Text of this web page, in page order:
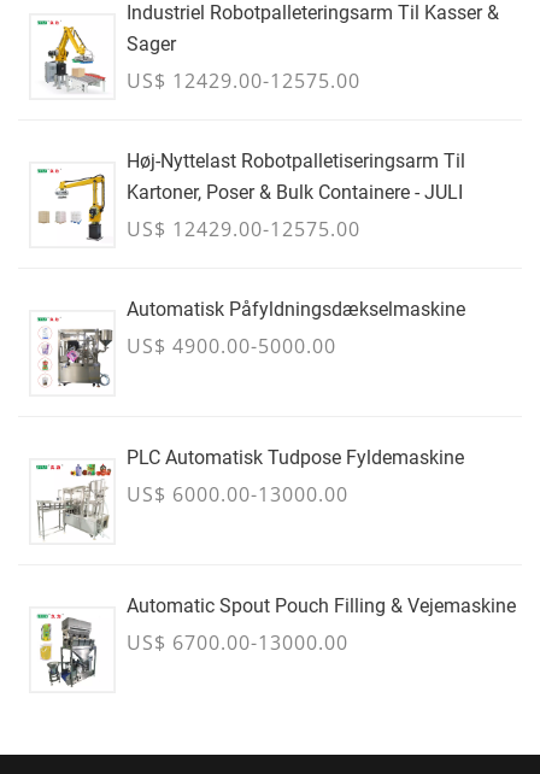
Industriel Robotpalleteringsarm Til Kasser &
Sager
US$ 12429.00-12575.00
Høj-Nyttelast Robotpalletiseringsarm Til
Kartoner, Poser & Bulk Containere - JULI
US$ 12429.00-12575.00
Automatisk Påfyldningsdækselmaskine
US$ 4900.00-5000.00
PLC Automatisk Tudpose Fyldemaskine
US$ 6000.00-13000.00
Automatic Spout Pouch Filling & Vejemaskine
US$ 6700.00-13000.00